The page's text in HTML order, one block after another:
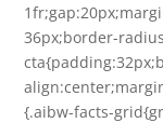
36px;border-
{.aibw-facts-